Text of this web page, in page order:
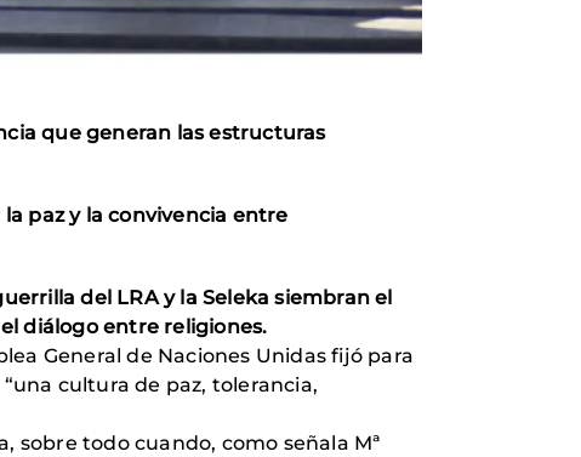
que generan las estructuras
paz y la convivencia entre
del LRA y la Seleka siembran el
diálogo entre religiones.
General de Naciones Unidas fijó para
cultura de paz, tolerancia,
sobre todo cuando, como señala Mª